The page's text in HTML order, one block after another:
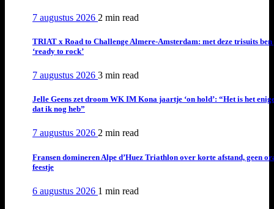
7 augustus 2026 2 min read
TRIAT x Road to Challenge Almere-Amsterdam: met deze trisuits ben
‘ready to rock’
7 augustus 2026 3 min read
Jelle Geens zet droom WK IM Kona jaartje ‘on hold’: “Het is het
dat ik nog heb”
7 augustus 2026 2 min read
Fransen domineren Alpe d’Huez Triathlon over korte afstand, geen
feestje
6 augustus 2026 1 min read